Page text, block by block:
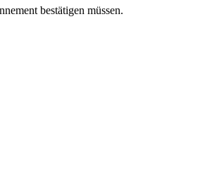
bestätigen müssen.